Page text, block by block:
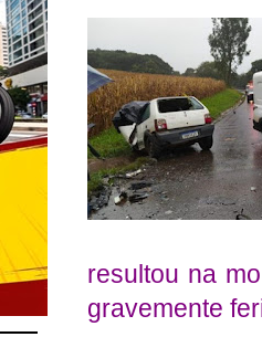
resultou na
gravemente